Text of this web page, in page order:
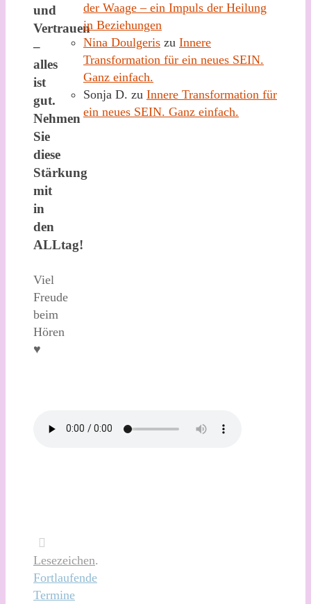
und
Vertrauen
–
alles
ist
gut.
Nehmen
Sie
diese
Stärkung
mit
in
den
ALLtag!
Viel
Freude
beim
Hören
♥
Lesezeichen.
Fortlaufende
Termine
der Waage – ein Impuls der Heilung
in Beziehungen
Nina Doulgeris zu Innere
Transformation für ein neues SEIN.
Ganz einfach.
Sonja D. zu Innere Transformation für
ein neues SEIN. Ganz einfach.